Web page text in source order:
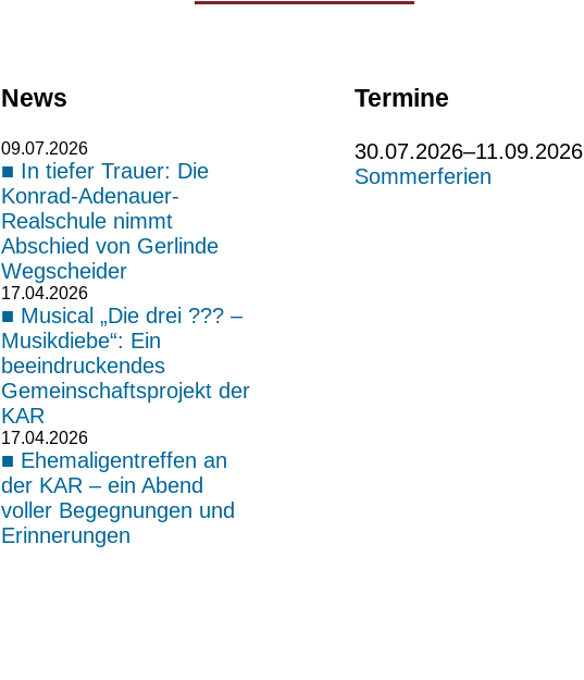
News
09.07.2026
In tiefer Trauer: Die
Konrad-Adenauer-
Realschule nimmt
Abschied von Gerlinde
Wegscheider
17.04.2026
Musical „Die drei ??? –
Musikdiebe“: Ein
beeindruckendes
Gemeinschaftsprojekt der
KAR
17.04.2026
Ehemaligentreffen an
der KAR – ein Abend
voller Begegnungen und
Erinnerungen
Termine
30.07.2026–11.09.2026
Sommerferien